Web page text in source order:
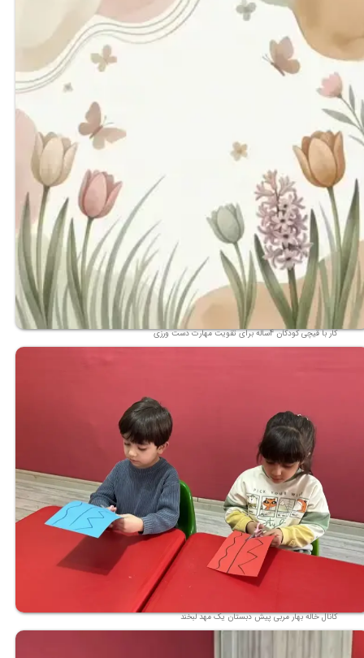
کار با قیچی کودکان 4ساله برای تقویت مهارت دست ورزی
کانال خاله بهار مربی پیش دبستان یک مهد لبخند